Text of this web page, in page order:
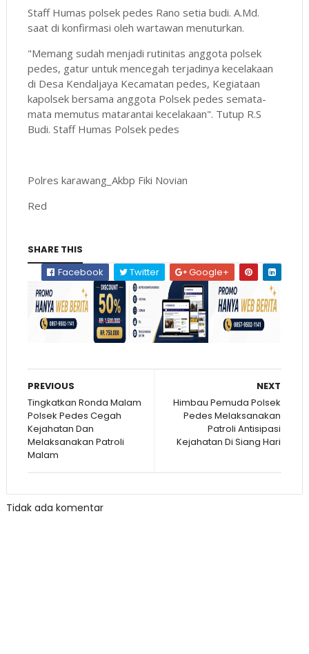
Staff Humas polsek pedes Rano setia budi. A.Md.
saat di konfirmasi oleh wartawan menuturkan.
"Memang sudah menjadi rutinitas anggota polsek
pedes, gatur untuk mencegah terjadinya kecelakaan
di Desa Kendaljaya Kecamatan pedes, Kegiataan
kapolsek bersama anggota Polsek pedes semata-
mata memutus matarantai kecelakaan". Tutup R.S
Budi. Staff Humas Polsek pedes
Polres karawang_Akbp Fiki Novian
Red
SHARE THIS
Facebook
Twitter Google+
NEXT
Himbau Pemuda Polsek
Pedes Melaksanakan
Patroli Antisipasi
Kejahatan Di Siang Hari
PREVIOUS
Tingkatkan Ronda Malam
Polsek Pedes Cegah
Kejahatan Dan
Melaksanakan Patroli
Malam
Tidak ada komentar